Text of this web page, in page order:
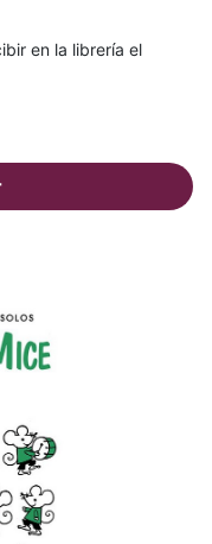
en la librería el